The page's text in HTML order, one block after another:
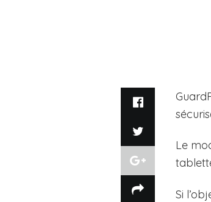
Le
Si